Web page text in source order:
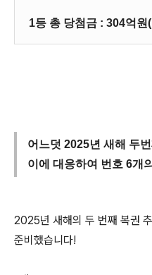
1등 총 당첨금 : 304억원
어느덧 2025년 새해 두
이에 대응하여 번호 6개
2025년 새해의 두 번째 복권
준비했습니다!